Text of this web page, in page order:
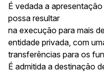
É vedada a
possa resultar
na execução para mais
entidade privada, com
transferências para os
É admitida a destinação